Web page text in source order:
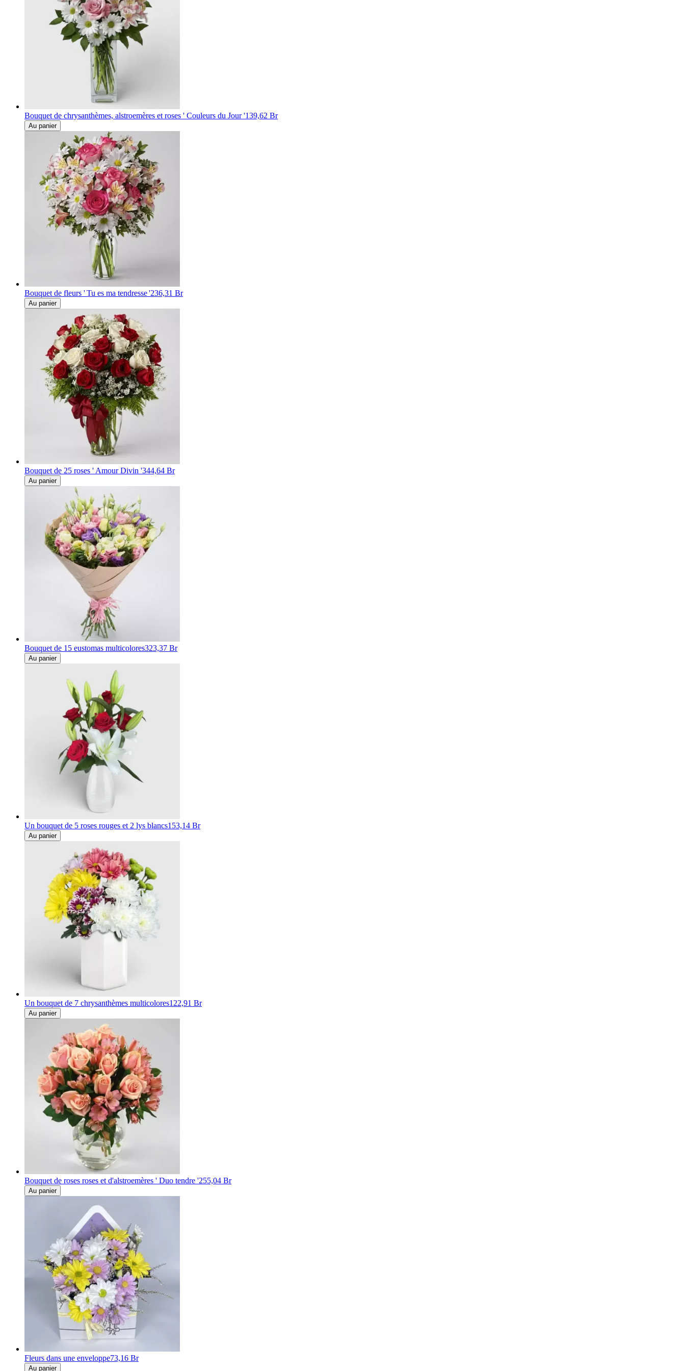
Bouquet de chrysanthèmes, alstroemères et roses ' Couleurs du Jour '139,62 Br
Au panier
Bouquet de fleurs ' Tu es ma tendresse '236,31 Br
Au panier
Bouquet de 25 roses ' Amour Divin '344,64 Br
Au panier
Bouquet de 15 eustomas multicolores323,37 Br
Au panier
Un bouquet de 5 roses rouges et 2 lys blancs153,14 Br
Au panier
Un bouquet de 7 chrysanthèmes multicolores122,91 Br
Au panier
Bouquet de roses roses et d'alstroemères ' Duo tendre '255,04 Br
Au panier
Fleurs dans une enveloppe73,16 Br
Au panier